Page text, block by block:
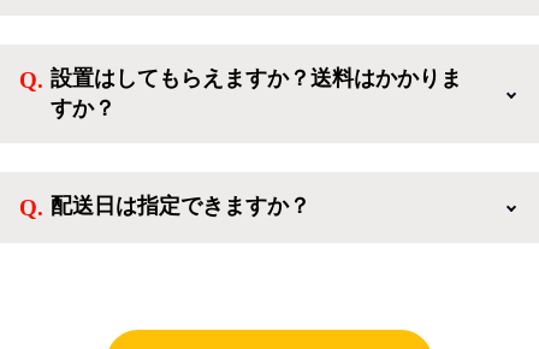
活を応援するような家電セットから、季節・空調家
電、調理家電、生活家電まで、幅広く中古家電を取り
設置はしてもらえますか？送料はかかりま
すか？
神奈川・千葉)において自社配送を選択いただくこと
配送日は指定できますか？
話にて日時決定に関するご連絡をさせて頂きます。